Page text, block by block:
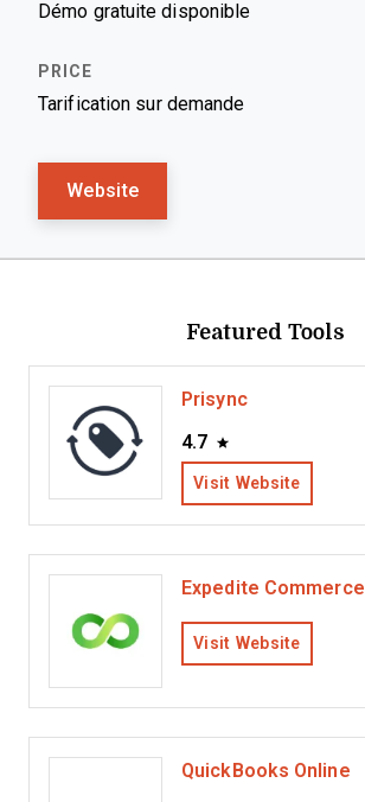
Démo gratuite disponible
Tarification sur demande
Website
Featured Tools
Prisync
4.7
Visit Website
Expedite Commerce
Visit Website
QuickBooks Online